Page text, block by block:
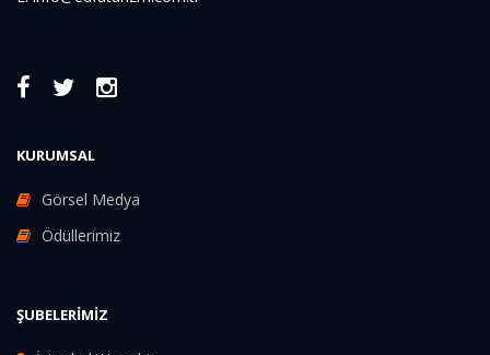
KURUMSAL
Görsel Medya
Ödüllerimiz
ŞUBELERIMIZ